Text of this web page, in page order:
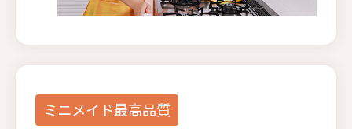
ミニメイド最高品質